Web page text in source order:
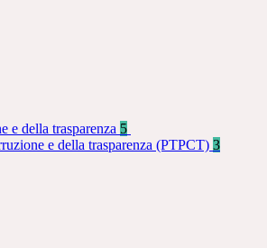
e della trasparenza 5
e della trasparenza (PTPCT) 3